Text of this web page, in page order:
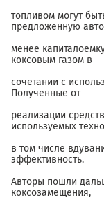
топливом могут
предложенную
менее
коксовым газом в
сочетании с
Полученные от
реализации
используемых
в том числе
эффективность.
Авторы пошли
коксозамещения,